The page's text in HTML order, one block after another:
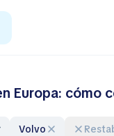
Europa: cómo
Volvo